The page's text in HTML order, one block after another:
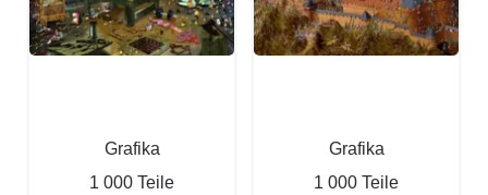
Grafika
1 000 Teile
Grafika
1 000 Teile